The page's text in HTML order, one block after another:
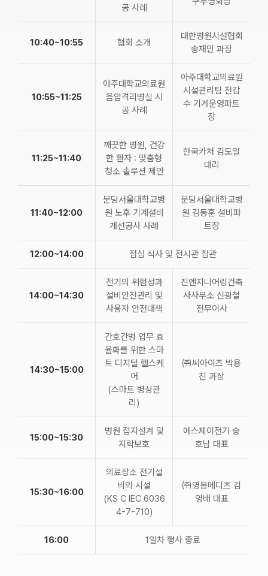
공 사례
10:40~10:55 협회 소개
대한병원시설협회
송재민 과장
10:55~11:25
아주대학교의료원
음압격리병실 시
공 사례
아주대학교의료원
시설관리팀 전갑
수 기계운영파트
장
11:25~11:40
깨끗한 병원, 건강
한 환자 : 맞춤형
청소 솔루션 제안
한국카처 김도일
대리
11:40~12:00
분당서울대학교병
원 노후 기계설비
개선공사 사례
분당서울대학교병
원 김동훈 설비파
트장
12:00~14:00 점심 식사 및 전시관 참관
14:00~14:30
전기의 위험성과
설비안전관리 및
사용자 안전대책
진엔지니어링건축
사사무소 신광철
전무이사
14:30~15:00
간호간병 업무 효
율화를 위한 스마
트 디지털 헬스케
어
(스마트 병상관
리)
㈜씨아이즈 박용
진 과장
15:00~15:30
병원 접지설계 및
지락보호
에스제이전기 송
호남 대표
15:30~16:00
의료장소 전기설
비의 시설
(KS C IEC 6036
4-7-710)
㈜영봉메디츠 김
영배 대표
16:00 1일차 행사 종료